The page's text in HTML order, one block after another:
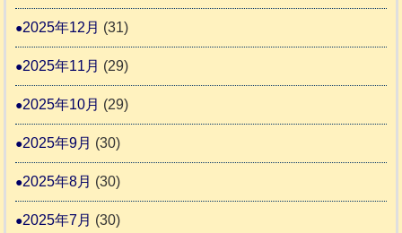
2025年12月 (31)
2025年11月 (29)
2025年10月 (29)
2025年9月 (30)
2025年8月 (30)
2025年7月 (30)